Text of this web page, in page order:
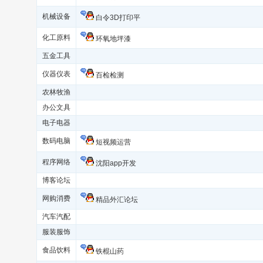
机械设备 白令3D打印平
化工原料 环氧地坪漆
五金工具
仪器仪表 百检检测
农林牧渔
办公文具
电子电器
数码电脑 短视频运营
程序网络 沈阳app开发
博客论坛
网购消费 精品外汇论坛
汽车汽配
服装服饰
食品饮料 铁棍山药